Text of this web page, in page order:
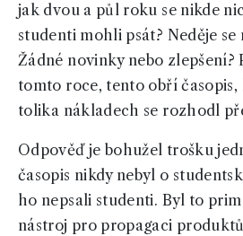
jak dvou a půl roku se nikde
studenti mohli psát? Neděje se
Žádné novinky nebo zlepšení?
tomto roce, tento obří
tolika nákladech se rozhodl
Odpověď je bohužel trošku
časopis nikdy nebyl o
ho nepsali studenti. Byl to
nástroj pro propagaci